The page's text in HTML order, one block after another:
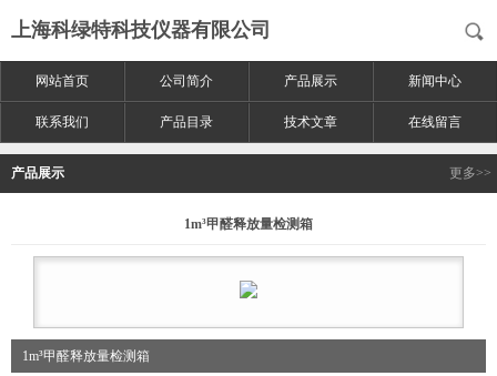
上海科绿特科技仪器有限公司
网站首页 公司简介 产品展示 新闻中心
联系我们 产品目录 技术文章 在线留言
产品展示 更多>>
1m³甲醛释放量检测箱
1m³甲醛释放量检测箱